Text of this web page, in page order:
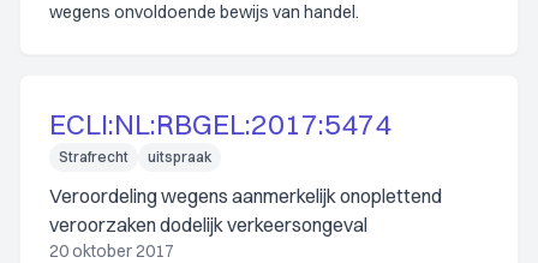
wegens onvoldoende bewijs van handel.
ECLI:NL:RBGEL:2017:5474
Strafrecht uitspraak
Veroordeling wegens aanmerkelijk onoplettend
veroorzaken dodelijk verkeersongeval
20 oktober 2017